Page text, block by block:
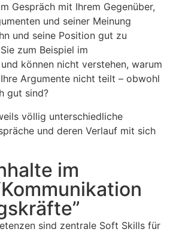
Gespräch mit Ihrem Gegenüber,
und seiner Meinung
und seine Position gut zu
zum Beispiel im
können nicht verstehen, warum
Argumente nicht teilt – obwohl
gut sind?
völlig unterschiedliche
und deren Verlauf mit sich
im
sind zentrale Soft Skills für